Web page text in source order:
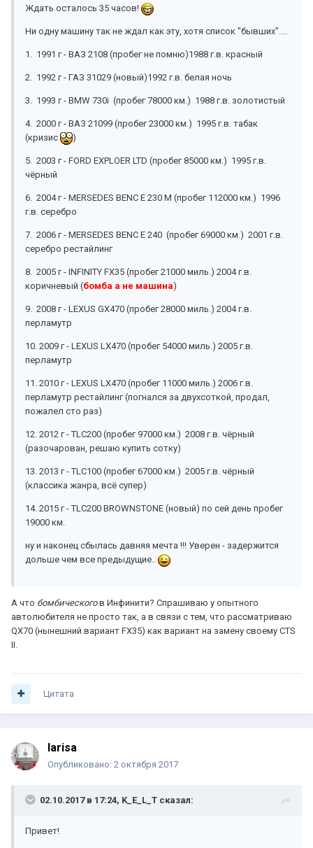
Ждать осталось 35 часов!
Ни одну машину так не ждал как эту, хотя список "бывших"....
1. 1991 г - ВАЗ 2108 (пробег не помню)1988 г.в. красный
2. 1992 г - ГАЗ 31029 (новый)1992 г.в. белая ночь
3. 1993 г - BMW 730i (пробег 78000 км.) 1988 г.в. золотистый
4. 2000 г - ВАЗ 21099 (пробег 23000 км.) 1995 г.в. табак
(кризис
)
5. 2003 г - FORD EXPLOER LTD (пробег 85000 км.) 1995 г.в.
чёрный
6. 2004 г - MERSEDES BENC E 230 М (пробег 112000 км.) 1996
г.в. серебро
7. 2006 г - MERSEDES BENC E 240 (пробег 69000 км.) 2001 г.в.
серебро рестайлинг
8. 2005 г - INFINITY FX35 (пробег 21000 миль.) 2004 г.в.
коричневый (бомба а не машина)
9. 2008 г - LEXUS GX470 (пробег 28000 миль.) 2004 г.в.
перламутр
10. 2009 г - LEXUS LX470 (пробег 54000 миль.) 2005 г.в.
перламутр
11. 2010 г - LEXUS LX470 (пробег 11000 миль.) 2006 г.в.
перламутр рестайлинг (погнался за двухсоткой, продал,
пожалел сто раз)
12. 2012 г - TLC200 (пробег 97000 км.) 2008 г.в. чёрный
(разочарован, решаю купить сотку)
13. 2013 г - TLC100 (пробег 67000 км.) 2005 г.в. чёрный
(классика жанра, всё супер)
14. 2015 г - TLC200 BROWNSTONE (новый) по сей день пробег
19000 км.
ну и наконец сбылась давняя мечта !!! Уверен - задержится
дольше чем все предыдущие..
А что бомбическогов Инфинити? Спрашиваю у опытного
автолюбителя не просто так, а в связи с тем, что рассматриваю
QX70 (нынешний вариант FX35) как вариант на замену своему СТS
II.
Цитата
larisa
Опубликовано: 2 октября 2017
02.10.2017 в 17:24, K_E_L_T сказал:
Привет!